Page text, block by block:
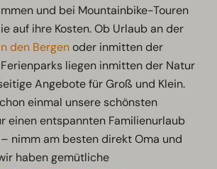
und bei Mountainbike-Touren
auf ihre Kosten. Ob Urlaub an der
den Bergenoder inmitten der
liegen inmitten der Natur
Angebote für Groß und Klein.
einmal unsere schönsten
einen entspannten Familienurlaub
nimm am besten direkt Oma und
haben gemütliche